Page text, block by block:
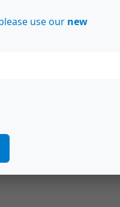
en Detrás del espejo
Joaquín Gutiérrez Mangel
37 Núm. 1 (2013):
use our new